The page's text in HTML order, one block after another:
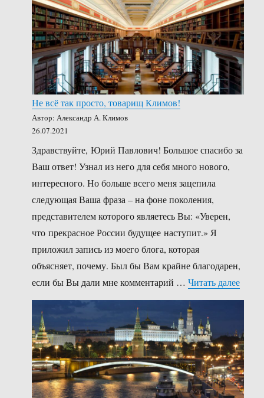
Не всё так просто, товарищ Климов!
Автор: Александр А. Климов
26.07.2021
Здравствуйте, Юрий Павлович! Большое спасибо за
Ваш ответ! Узнал из него для себя много нового,
интересного. Но больше всего меня зацепила
следующая Ваша фраза – на фоне поколения,
представителем которого являетесь Вы: «Уверен,
что прекрасное России будущее наступит.» Я
приложил запись из моего блога, которая
объясняет, почему. Был бы Вам крайне благодарен,
если бы Вы дали мне комментарий …Читать далее«Не